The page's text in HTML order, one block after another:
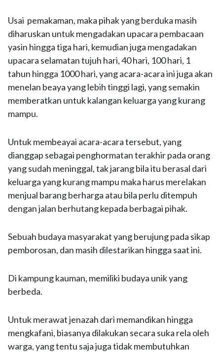
Usai pemakaman, maka pihak yang berduka masih
diharuskan untuk mengadakan upacara pembacaan
yasin hingga tiga hari, kemudian juga mengadakan
upacara selamatan tujuh hari, 40 hari, 100 hari, 1
tahun hingga 1000 hari, yang acara-acara ini juga akan
menelan beaya yang lebih tinggi lagi, yang semakin
memberatkan untuk kalangan keluarga yang kurang
mampu.
Untuk membeayai acara-acara tersebut, yang
dianggap sebagai penghormatan terakhir pada orang
yang sudah meninggal, tak jarang bila itu berasal dari
keluarga yang kurang mampu maka harus merelakan
menjual barang berharga atau bila perlu ditempuh
dengan jalan berhutang kepada berbagai pihak.
Sebuah budaya masyarakat yang berujung pada sikap
pemborosan, dan masih dilestarikan hingga saat ini.
Di kampung kauman, memiliki budaya unik yang
berbeda.
Untuk merawat jenazah dari memandikan hingga
mengkafani, biasanya dilakukan secara suka rela oleh
warga, yang tentu saja juga tidak membutuhkan